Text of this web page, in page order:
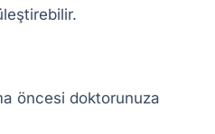
öncesi doktorunuza